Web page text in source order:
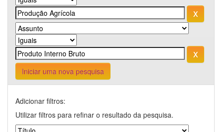
Iniciar uma nova pesquisa
Adicionar filtros:
Utilizar filtros para refinar o resultado da pesquisa.